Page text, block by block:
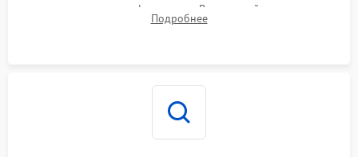
переключения и трансформатора. Визуальный поиск вздутых
конденсаторов и прогаров на печатной плате.
Подробнее